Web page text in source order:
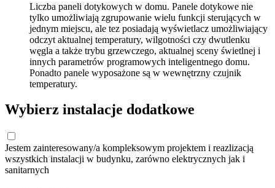
Liczba paneli dotykowych w domu. Panele dotykowe nie
tylko umożliwiają zgrupowanie wielu funkcji sterujących w
jednym miejscu, ale tez posiadają wyświetlacz umożliwiający
odczyt aktualnej temperatury, wilgotności czy dwutlenku
węgla a także trybu grzewczego, aktualnej sceny świetlnej i
innych parametrów programowych inteligentnego domu.
Ponadto panele wyposażone są w wewnętrzny czujnik
temperatury.
Wybierz instalacje dodatkowe
Jestem zainteresowany/a kompleksowym projektem i reazlizacją
wszystkich instalacji w budynku, zarówno elektrycznych jak i
sanitarnych